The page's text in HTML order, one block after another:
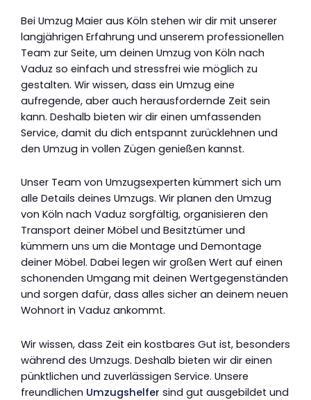
Bei Umzug Maier aus Köln stehen wir dir mit unserer
langjährigen Erfahrung und unserem professionellen
Team zur Seite, um deinen Umzug von Köln nach
Vaduz so einfach und stressfrei wie möglich zu
gestalten. Wir wissen, dass ein Umzug eine
aufregende, aber auch herausfordernde Zeit sein
kann. Deshalb bieten wir dir einen umfassenden
Service, damit du dich entspannt zurücklehnen und
den Umzug in vollen Zügen genießen kannst.
Unser Team von Umzugsexperten kümmert sich um
alle Details deines Umzugs. Wir planen den Umzug
von Köln nach Vaduz sorgfältig, organisieren den
Transport deiner Möbel und Besitztümer und
kümmern uns um die Montage und Demontage
deiner Möbel. Dabei legen wir großen Wert auf einen
schonenden Umgang mit deinen Wertgegenständen
und sorgen dafür, dass alles sicher an deinem neuen
Wohnort in Vaduz ankommt.
Wir wissen, dass Zeit ein kostbares Gut ist, besonders
während des Umzugs. Deshalb bieten wir dir einen
pünktlichen und zuverlässigen Service. Unsere
freundlichen Umzugshelfer sind gut ausgebildet und